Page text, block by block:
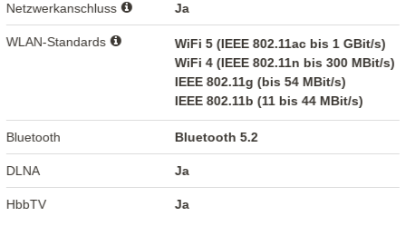
Netzwerkanschluss Ja
WLAN-Standards
WiFi 5 (IEEE 802.11ac bis 1 GBit/s)
WiFi 4 (IEEE 802.11n bis 300 MBit/s)
IEEE 802.11g (bis 54 MBit/s)
IEEE 802.11b (11 bis 44 MBit/s)
Bluetooth Bluetooth 5.2
DLNA Ja
HbbTV Ja